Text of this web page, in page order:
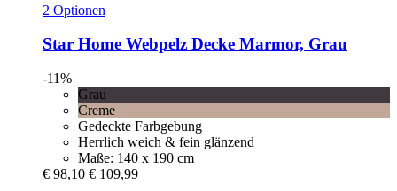
2 Optionen
Star Home Webpelz Decke Marmor, Grau
-11%
Grau
Creme
Gedeckte Farbgebung
Herrlich weich & fein glänzend
Maße: 140 x 190 cm
€ 98,10 € 109,99